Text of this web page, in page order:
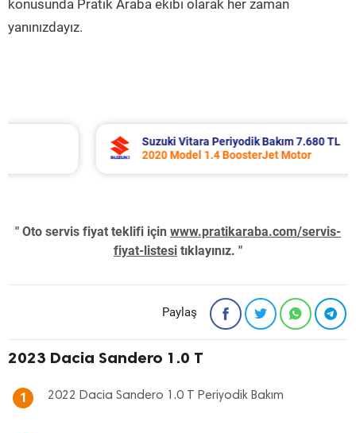
konusunda Pratik Araba ekibi olarak her zaman
yanınızdayız.
Suzuki Vitara Periyodik Bakım 7.680 TL
2020 Model 1.4 BoosterJet Motor
" Oto servis fiyat teklifi için www.pratikaraba.com/servis-
fiyat-listesi tıklayınız. "
Paylaş
2023 Dacia Sandero 1.0 T
1 2022 Dacia Sandero 1.0 T Periyodik Bakım